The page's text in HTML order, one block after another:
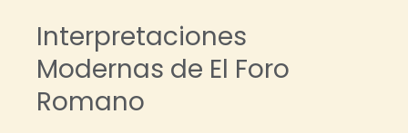
Interpretaciones
Modernas de El Foro
Romano